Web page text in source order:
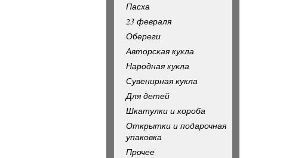
Пасха
23 февраля
Обереги
Авторская кукла
Народная кукла
Сувенирная кукла
Для детей
Шкатулки и короба
Открытки и подарочная
упаковка
Прочее